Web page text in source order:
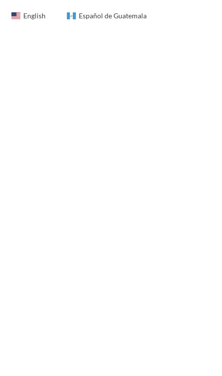
English Español de Guatemala